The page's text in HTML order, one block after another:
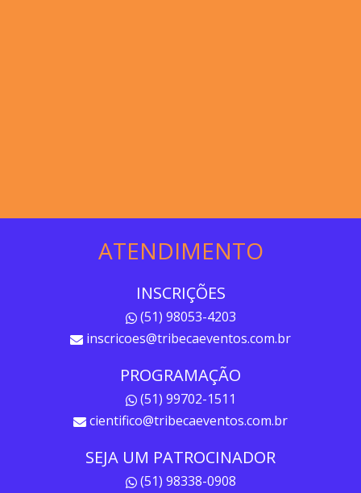
ATENDIMENTO
INSCRIÇÕES
(51) 98053-4203
inscricoes@tribecaeventos.com.br
PROGRAMAÇÃO
(51) 99702-1511
cientifico@tribecaeventos.com.br
SEJA UM PATROCINADOR
(51) 98338-0908